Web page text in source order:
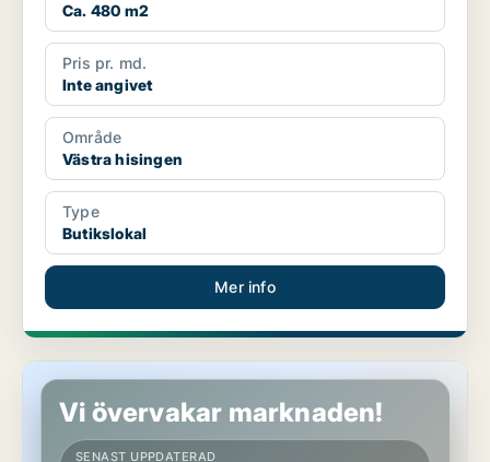
Ca. 480 m2
Pris pr. md.
Inte angivet
Område
Västra hisingen
Type
Butikslokal
Mer info
Butikslokal i Västra hisingen
Vi övervakar marknaden!
SENAST UPPDATERAD